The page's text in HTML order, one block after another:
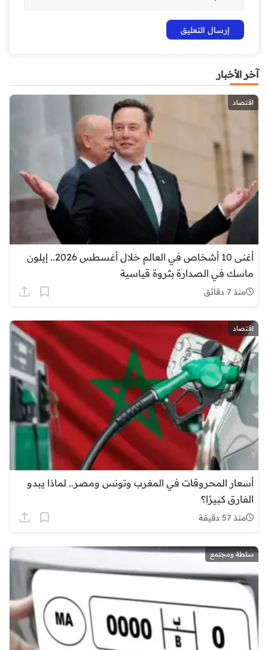
آخر الأخبار
اقتصاد
أغنى 10 أشخاص في العالم خلال أغسطس 2026.. إيلون
ماسك في الصدارة بثروة قياسية
منذ 7 دقائق
اقتصاد
أسعار المحروقات في المغرب وتونس ومصر.. لماذا يبدو
الفارق كبيرًا؟
منذ 57 دقيقة
سلطة ومجتمع